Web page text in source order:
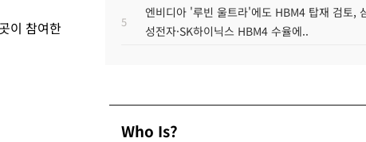
이 참여한
5
엔비디아 '루빈 울트라'에도 HBM4 탑재 검토,
성전자·SK하이닉스 HBM4 수율에..
Who Is?